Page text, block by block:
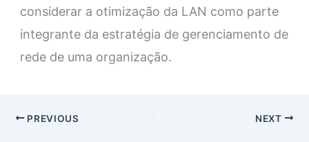
considerar a otimização da LAN como parte
integrante da estratégia de gerenciamento de
rede de uma organização.
PREVIOUS NEXT